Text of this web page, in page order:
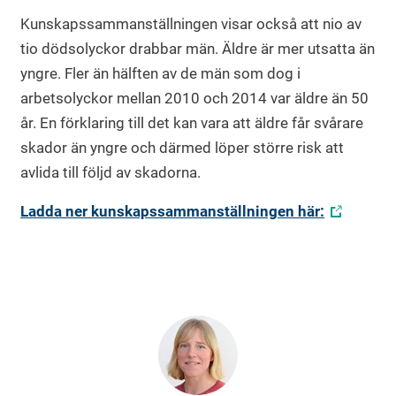
Kunskapssammanställningen visar också att nio av
tio dödsolyckor drabbar män. Äldre är mer utsatta än
yngre. Fler än hälften av de män som dog i
arbetsolyckor mellan 2010 och 2014 var äldre än 50
år. En förklaring till det kan vara att äldre får svårare
skador än yngre och därmed löper större risk att
avlida till följd av skadorna.
Ladda ner kunskapssammanställningen här: